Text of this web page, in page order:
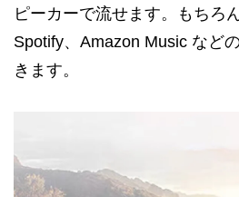
ピーカーで流せます。もちろ
Spotify、Amazon Music など
きます。